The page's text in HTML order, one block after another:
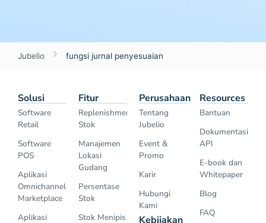
Jubelio fungsi jurnal penyesuaian
Solusi
Software
Retail
Software
POS
Aplikasi
Omnichannel
Marketplace
Aplikasi
Fitur
Replenishment
Stok
Manajemen
Lokasi
Gudang
Persentase
Stok
Stok Menipis
Perusahaan
Tentang
Jubelio
Event &
Promo
Karir
Hubungi
Kami
Kebijakan
Resources
Bantuan
Dokumentasi
API
E-book dan
Whitepaper
Blog
FAQ